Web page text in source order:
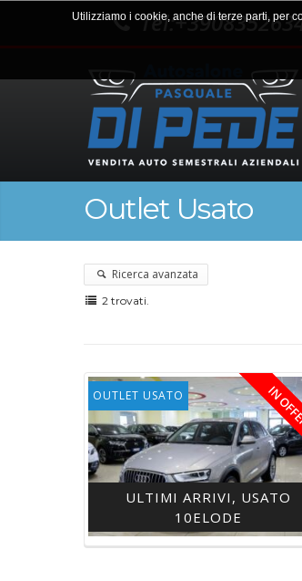
Utilizziamo i cookie, anche di terze parti, per
Outlet Usato
Ricerca avanzata
2 trovati.
OUTLET USATO
ULTIMI ARRIVI, USATO
10ELODE
IN